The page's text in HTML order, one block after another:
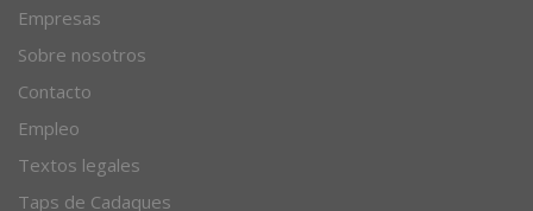
Empresas
Sobre nosotros
Contacto
Empleo
Textos legales
Taps de Cadaques